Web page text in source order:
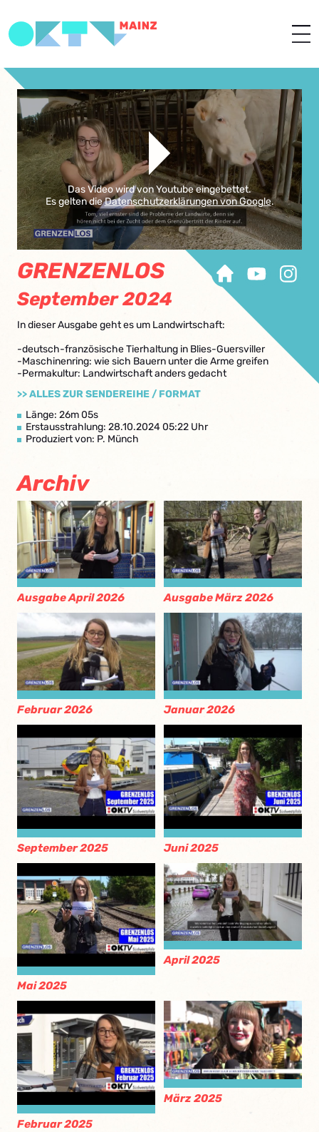
Das Video wird von Youtube eingebettet.
Es gelten dieDatenschutzerklärungen von Google.
GRENZENLOS
September 2024
In dieser Ausgabe geht es um Landwirtschaft:
-deutsch-französische Tierhaltung in Blies-Guersviller
-Maschinenring: wie sich Bauern unter die Arme greifen
-Permakultur: Landwirtschaft anders gedacht
>> ALLES ZUR SENDEREIHE / FORMAT
Länge: 26m 05s
Erstausstrahlung: 28.10.2024 05:22 Uhr
Produziert von: P. Münch
Archiv
Ausgabe April 2026 Ausgabe März 2026
Februar 2026 Januar 2026
September 2025 Juni 2025
Mai 2025
April 2025
Februar 2025
März 2025